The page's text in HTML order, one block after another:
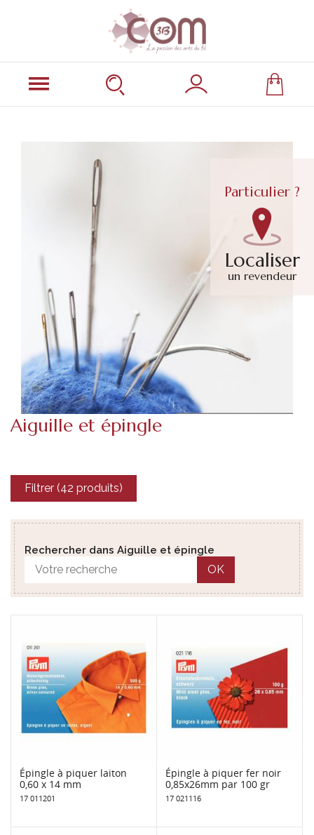
Particulier ?
Localiser
un revendeur
Aiguille et épingle
Filtrer (42 produits)
Rechercher dans Aiguille et épingle
OK
Épingle à piquer laiton
0,60 x 14 mm
17 011201
Épingle à piquer fer noir
0,85x26mm par 100 gr
17 021116